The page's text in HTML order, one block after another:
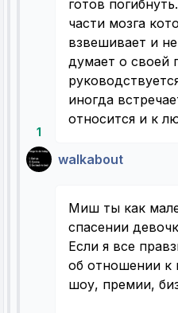
1
готов
части мозга
взвешивает и
думает о своей
иногда
относится и к
walkabout
Миш ты как
спасении
Если я все
об отношении к
шоу, премии,